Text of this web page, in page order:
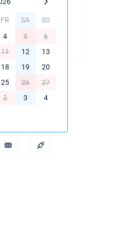
FR SA
SO
4 5
6
11 12
13
18 19
20
25 26
27
2 3 4
YACHT